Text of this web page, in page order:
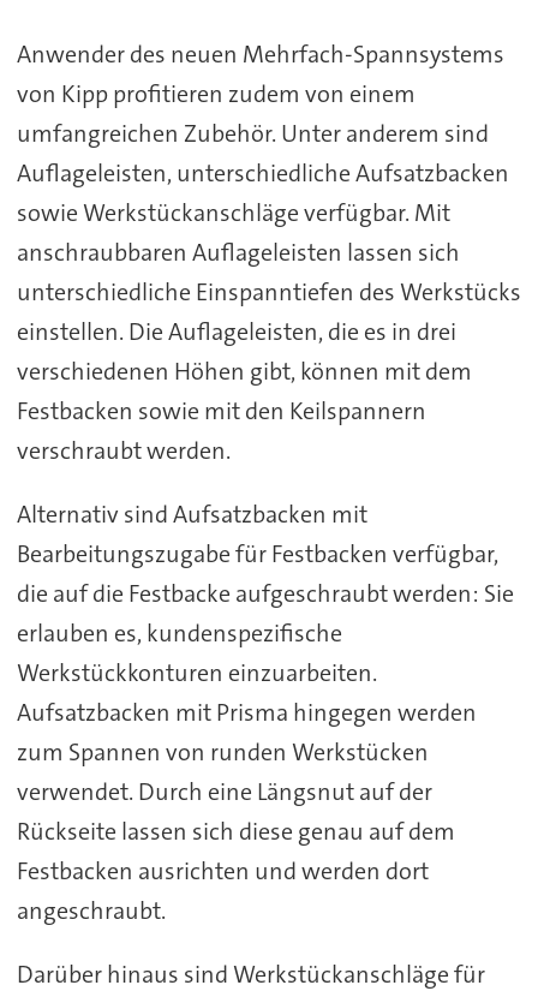
Anwender des neuen Mehrfach-Spannsystems
von Kipp profitieren zudem von einem
umfangreichen Zubehör. Unter anderem sind
Auflageleisten, unterschiedliche Aufsatzbacken
sowie Werkstückanschläge verfügbar. Mit
anschraubbaren Auflageleisten lassen sich
unterschiedliche Einspanntiefen des Werkstücks
einstellen. Die Auflageleisten, die es in drei
verschiedenen Höhen gibt, können mit dem
Festbacken sowie mit den Keilspannern
verschraubt werden.
Alternativ sind Aufsatzbacken mit
Bearbeitungszugabe für Festbacken verfügbar,
die auf die Festbacke aufgeschraubt werden: Sie
erlauben es, kundenspezifische
Werkstückkonturen einzuarbeiten.
Aufsatzbacken mit Prisma hingegen werden
zum Spannen von runden Werkstücken
verwendet. Durch eine Längsnut auf der
Rückseite lassen sich diese genau auf dem
Festbacken ausrichten und werden dort
angeschraubt.
Darüber hinaus sind Werkstückanschläge für